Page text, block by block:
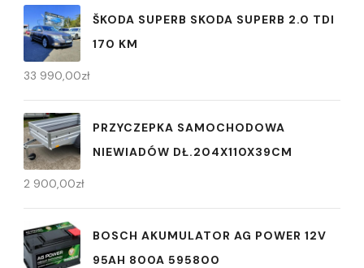
ŠKODA SUPERB SKODA SUPERB 2.0 TDI
170 KM
33 990,00zł
PRZYCZEPKA SAMOCHODOWA
NIEWIADÓW DŁ.204X110X39CM
2 900,00zł
BOSCH AKUMULATOR AG POWER 12V
95AH 800A 595800